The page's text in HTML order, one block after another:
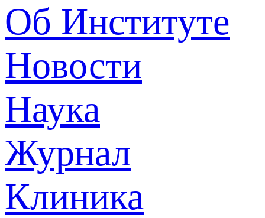
Об Институте
Новости
Наука
Журнал
Клиника